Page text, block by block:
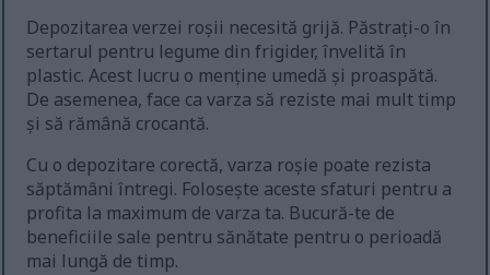
Depozitarea verzei roșii necesită grijă. Păstrați-o în
sertarul pentru legume din frigider, învelită în
plastic. Acest lucru o menține umedă și proaspătă.
De asemenea, face ca varza să reziste mai mult timp
și să rămână crocantă.
Cu o depozitare corectă, varza roșie poate rezista
săptămâni întregi. Folosește aceste sfaturi pentru a
profita la maximum de varza ta. Bucură-te de
beneficiile sale pentru sănătate pentru o perioadă
mai lungă de timp.